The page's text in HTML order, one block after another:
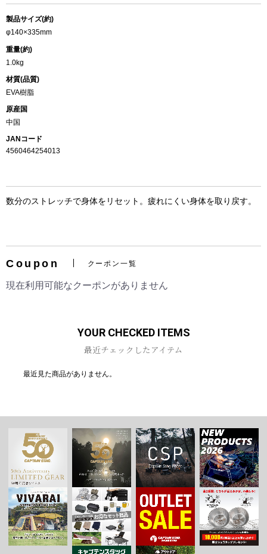
お買い物を続ける カートへ進む
製品サイズ(約)
φ140×335mm
重量(約)
1.0kg
材質(品質)
EVA樹脂
原産国
中国
JANコード
4560464254013
数分のストレッチで身体をリセット。疲れにくい身体を取り戻す。
Coupon クーポン一覧
現在利用可能なクーポンがありません
YOUR CHECKED ITEMS
最近チェックしたアイテム
最近見た商品がありません。